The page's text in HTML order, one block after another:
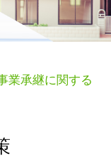
業承継に関する